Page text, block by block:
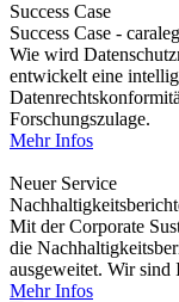
Success Case
Success Case -
Wie wird
entwickelt eine
Forschungszulage.
Mehr Infos
Neuer Service
Mit der Corporate
die
ausgeweitet. Wir sind
Mehr Infos